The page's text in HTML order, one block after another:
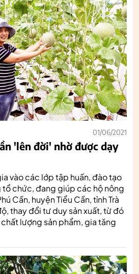
01/06/2021
'lên đời' nhờ được dạy
vào các lớp tập huấn, đào tạo
chức, đang giúp các hộ nông
Cần, huyện Tiểu Cần, tỉnh Trà
thay đổi tư duy sản xuất, từ đó
lượng sản phẩm, gia tăng